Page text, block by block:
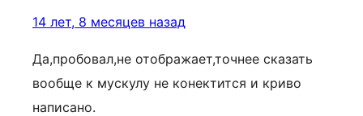
14 лет, 8 месяцев назад
Да,пробовал,не отображает,точнее сказать
вообще к мускулу не конектится и криво
написано.